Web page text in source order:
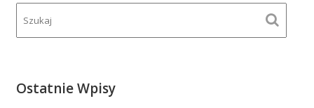
Ostatnie Wpisy